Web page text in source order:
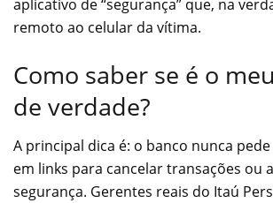
aplicativo de “segurança” que, na
remoto ao celular da vítima.
Como saber se é o
de verdade?
A principal dica é: o banco nunca
em links para cancelar transações ou
segurança. Gerentes reais do Itaú